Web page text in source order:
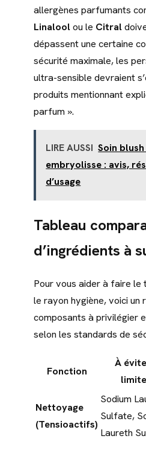
allergènes parfumants
Linaloolou le Citral
dépassent une certaine
sécurité maximale, les
ultra-sensible devraient
produits mentionnant
parfum ».
LIRE AUSSI Soin
embryolisse : avis,
d’usage
Tableau
d’ingrédients à
Pour vous aider à faire le
le rayon hygiène, voici un
composants à privilégier
selon les standards de
Fonction
À
Nettoyage
(Tensioactifs)
Sodium
Sulfate,
Laureth